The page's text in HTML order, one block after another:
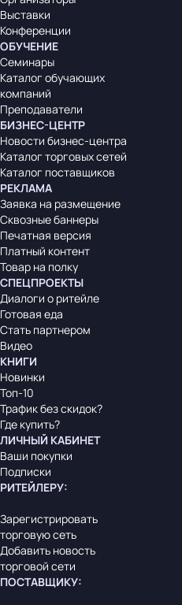
Выставки
Конференции
ОБУЧЕНИЕ
Семинары
Каталог обучающих
компаний
Преподаватели
БИЗНЕС-ЦЕНТР
Новости бизнес-центра
Каталог торговых сетей
Каталог поставщиков
РЕКЛАМА
Заявка на размещение
Сквозные баннеры
Печатная версия
Платный контент
Товар на полку
СПЕЦПРОЕКТЫ
Диалоги о ритейле
Готовая еда
Стать партнером
Видео
КНИГИ
Новинки
Топ-10
Трафик без скидок?
Где купить?
ЛИЧНЫЙ КАБИНЕТ
Ваши покупки
Подписки
РИТЕЙЛЕРУ:
Зарегистрировать
торговую сеть
Добавить новость
торговой сети
ПОСТАВЩИКУ: